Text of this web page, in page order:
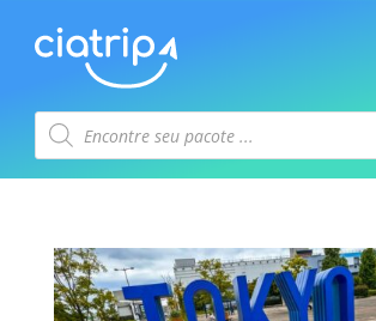
Pesquisar
produtos